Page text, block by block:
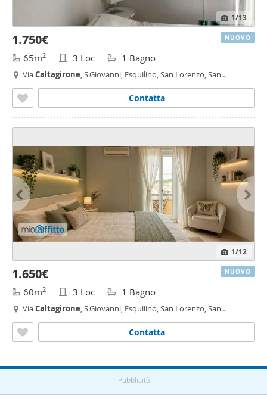
1/13
1.750€
65m2 3 Loc 1 Bagno
ViaCaltagirone, S.Giovanni, Esquilino, San Lorenzo, San
Contatta
NUOVO
1/12
1.650€
60m2 3 Loc 1 Bagno
ViaCaltagirone, S.Giovanni, Esquilino, San Lorenzo, San
Contatta
NUOVO
Pubblicità